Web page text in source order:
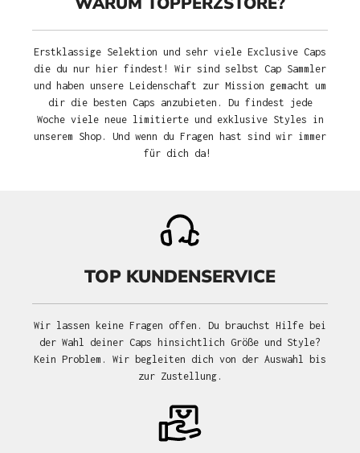
Erstklassige Selektion und sehr viele Exclusive Caps
die du nur hier findest! Wir sind selbst Cap Sammler
und haben unsere Leidenschaft zur Mission gemacht um
dir die besten Caps anzubieten. Du findest jede
Woche viele neue limitierte und exklusive Styles in
unserem Shop. Und wenn du Fragen hast sind wir immer
für dich da!
TOP KUNDENSERVICE
Wir lassen keine Fragen offen. Du brauchst Hilfe bei
der Wahl deiner Caps hinsichtlich Größe und Style?
Kein Problem. Wir begleiten dich von der Auswahl bis
zur Zustellung.